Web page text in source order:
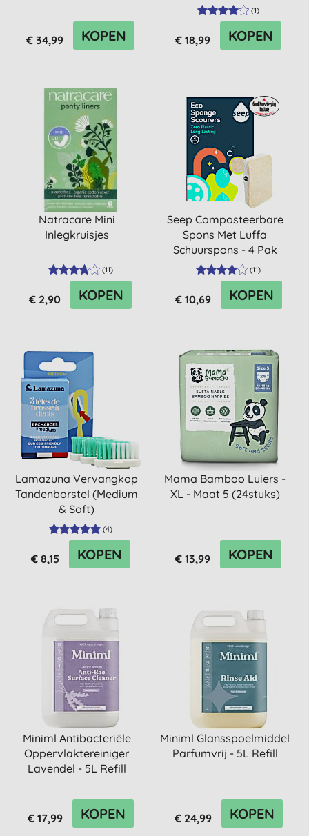
€ 34,99 KOPEN
(1)
€ 18,99 KOPEN
Natracare Mini
Inlegkruisjes
(11)
€ 2,90 KOPEN
Seep Composteerbare
Spons Met Luffa
Schuurspons - 4 Pak
(11)
€ 10,69 KOPEN
Lamazuna Vervangkop
Tandenborstel (Medium
& Soft)
(4)
€ 8,15 KOPEN
Mama Bamboo Luiers -
XL - Maat 5 (24stuks)
€ 13,99 KOPEN
Miniml Antibacteriële
Oppervlaktereiniger
Lavendel - 5L Refill
€ 17,99 KOPEN
Miniml Glansspoelmiddel
Parfumvrij - 5L Refill
€ 24,99 KOPEN